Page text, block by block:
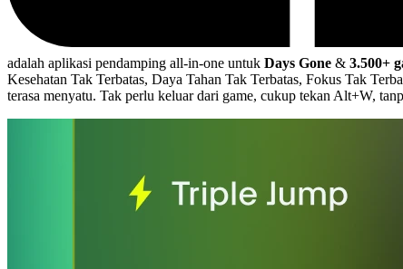
adalah aplikasi pendamping all-in-one untuk Days Gone & 3.500+
Kesehatan Tak Terbatas, Daya Tahan Tak Terbatas, Fokus Tak
terasa menyatu. Tak perlu keluar dari game, cukup tekan Alt+W,